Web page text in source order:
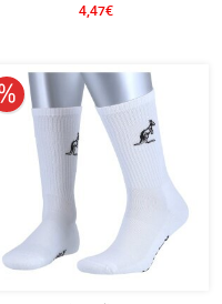
4,47€
10% reduziert